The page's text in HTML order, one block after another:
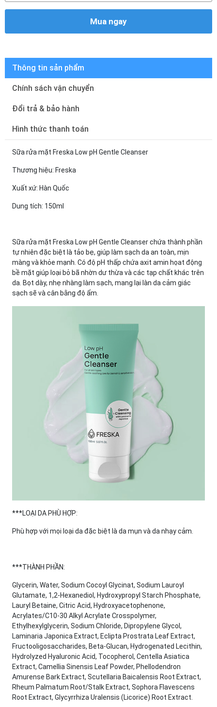
Mua ngay
Thông tin sản phẩm
Chính sách vận chuyển
Đổi trả & bảo hành
Hình thức thanh toán
Sữa rửa mặt Freska Low pH Gentle Cleanser
Thương hiệu: Freska
Xuất xứ: Hàn Quốc
Dung tích: 150ml
Sữa rửa mặt Freska Low pH Gentle Cleanser chứa thành phần
tự nhiên đặc biệt là tảo bẹ, giúp làm sạch da an toàn, mịn
màng và khỏe mạnh. Có độ pH thấp chứa axit amin họat động
bề mặt giúp loại bỏ bã nhờn dư thừa và các tạp chất khác trên
da. Bọt dày, nhẹ nhàng làm sạch, mang lại làn da cảm giác
sạch sẽ và cân bằng độ ẩm.
***LOẠI DA PHÙ HỢP:
Phù hợp với mọi loại da đặc biệt là da mụn và da nhạy cảm.
***THÀNH PHẦN:
Glycerin, Water, Sodium Cocoyl Glycinat, Sodium Lauroyl
Glutamate, 1,2-Hexanediol, Hydroxypropyl Starch Phosphate,
Lauryl Betaine, Citric Acid, Hydroxyacetophenone,
Acrylates/C10-30 Alkyl Acrylate Crosspolymer,
Ethylhexylglycerin, Sodium Chloride, Dipropylene Glycol,
Laminaria Japonica Extract, Eclipta Prostrata Leaf Extract,
Fructooligosaccharides, Beta-Glucan, Hydrogenated Lecithin,
Hydrolyzed Hyaluronic Acid, Tocopherol, Centella Asiatica
Extract, Camellia Sinensis Leaf Powder, Phellodendron
Amurense Bark Extract, Scutellaria Baicalensis Root Extract,
Rheum Palmatum Root/Stalk Extract, Sophora Flavescens
Root Extract, Glycyrrhiza Uralensis (Licorice) Root Extract.